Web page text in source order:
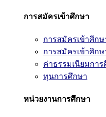
การสมัครเข้าศึกษา
การสมัครเข้าศึ
การสมัครเข้าศึก
ค่าธรรมเนียมการ
ทุนการศึกษา
หน่วยงานการศึกษา